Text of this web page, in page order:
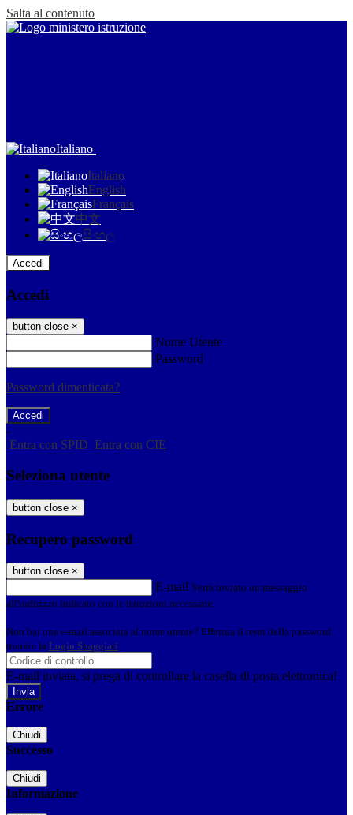
Salta al contenuto
Italiano
Italiano
English
Français
中文
සිංහල
Accedi
Accedi
button close ×
Nome Utente
Password
Password dimenticata?
-
Entra con SPID Entra con CIE
Seleziona utente
button close ×
Recupero password
button close ×
E-mail Verrà inviato un messaggio
all'indirizzo indicato con le istruzioni necessarie.
Non hai una e-mail associata al nome utente? Effettua il reset della password
tramite la Login Spaggiari
E-mail inviata, si prega di controllare la casella di posta elettronica!
Errore
Chiudi
Successo
Chiudi
Informazione